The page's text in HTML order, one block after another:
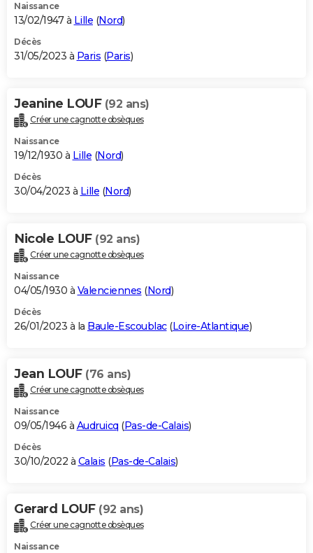
Naissance
13/02/1947 à Lille (Nord)
Décès
31/05/2023 à Paris (Paris)
Jeanine LOUF (92 ans)
Créer une cagnotte obsèques
Naissance
19/12/1930 à Lille (Nord)
Décès
30/04/2023 à Lille (Nord)
Nicole LOUF (92 ans)
Créer une cagnotte obsèques
Naissance
04/05/1930 à Valenciennes (Nord)
Décès
26/01/2023 à la Baule-Escoublac(Loire-Atlantique)
Jean LOUF (76 ans)
Créer une cagnotte obsèques
Naissance
09/05/1946 à Audruicq (Pas-de-Calais)
Décès
30/10/2022 à Calais (Pas-de-Calais)
Gerard LOUF (92 ans)
Créer une cagnotte obsèques
Naissance